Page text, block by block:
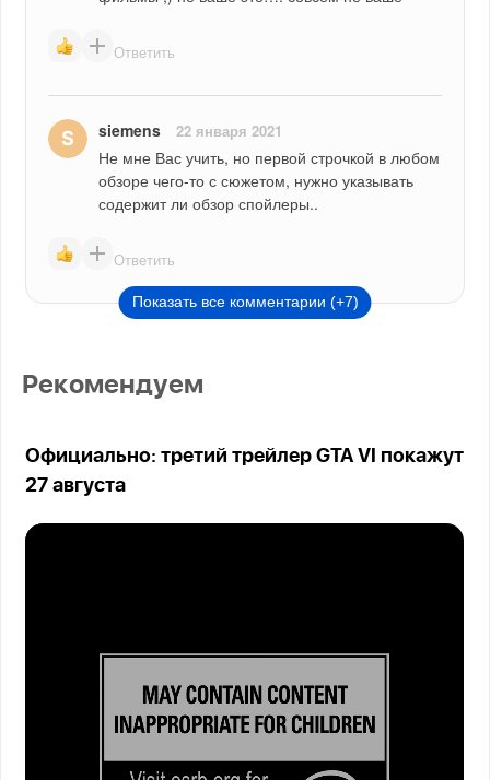
Ответить
siemens 22 января 2021
Не мне Вас учить, но первой строчкой в любом
обзоре чего-то с сюжетом, нужно указывать
содержит ли обзор спойлеры..
Ответить
Показать все комментарии (+7)
Рекомендуем
Официально: третий трейлер GTA VI покажут
27 августа